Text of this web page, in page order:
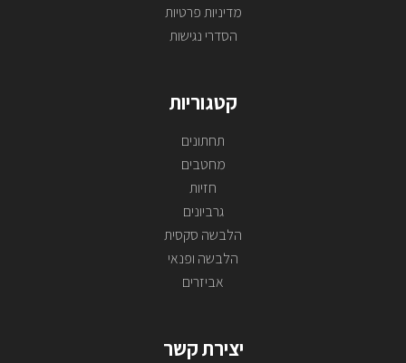
מדיניות פרטיות
הסדרי נגישות
קטגוריות
תחתונים
מחטבים
חזיות
גרביונים
הלבשה סקסית
הלבשה ופנאי
אביזרים
יצירת קשר